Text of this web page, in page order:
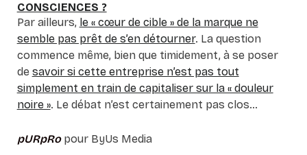
CONSCIENCES ?
Par ailleurs, le « cœur de cible » de la marque ne
semble pas prêt de s’en détourner. La question
commence même, bien que timidement, à se poser
de savoir si cette entreprise n’est pas tout
simplement en train de capitaliser sur la « douleur
noire ». Le débat n’est certainement pas clos…
pURpRo pour ByUs Media